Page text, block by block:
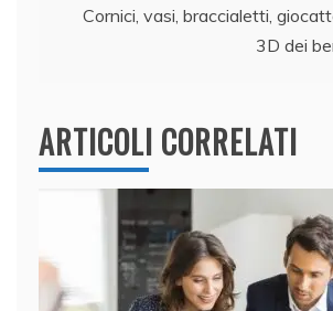
k
Cornici, vasi, braccialetti,
3D dei
ARTICOLI CORRELATI